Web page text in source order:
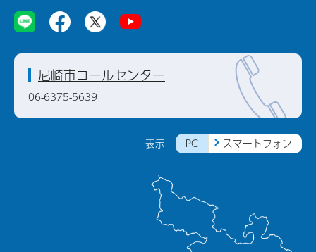
表示 PC スマートフォン
尼崎市コールセンター
06-6375-5639